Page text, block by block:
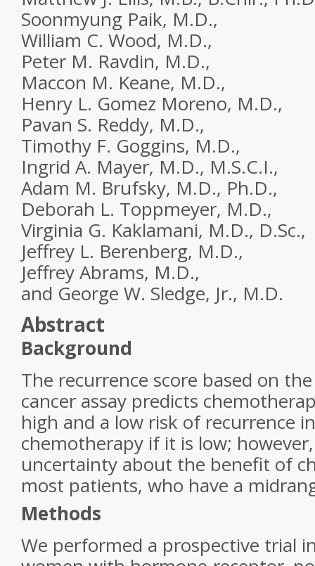
Soonmyung Paik, M.D.,
William C. Wood, M.D.,
Peter M. Ravdin, M.D.,
Maccon M. Keane, M.D.,
Henry L. Gomez Moreno, M.D.,
Pavan S. Reddy, M.D.,
Timothy F. Goggins, M.D.,
Ingrid A. Mayer, M.D., M.S.C.I.,
Adam M. Brufsky, M.D., Ph.D.,
Deborah L. Toppmeyer, M.D.,
Virginia G. Kaklamani, M.D., D.Sc.,
Jeffrey L. Berenberg, M.D.,
Jeffrey Abrams, M.D.,
and George W. Sledge, Jr., M.D.
Abstract
Background
The recurrence score based on
cancer assay predicts
high and a low risk of recurrence
chemotherapy if it is low;
uncertainty about the benefit of
most patients, who have a
Methods
We performed a prospective trial